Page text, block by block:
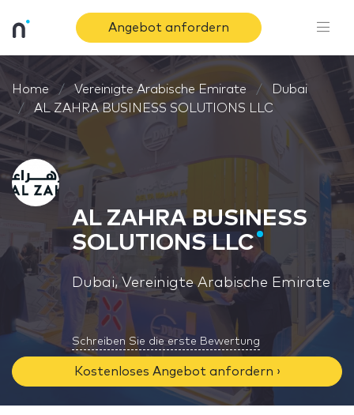
Angebot anfordern
Home Vereinigte Arabische Emirate
Dubai
AL ZAHRA BUSINESS SOLUTIONS LLC
AL ZAHRA BUSINESS
SOLUTIONS LLC
Dubai, Vereinigte Arabische Emirate
Schreiben Sie die erste Bewertung
Kostenloses Angebot anfordern ›